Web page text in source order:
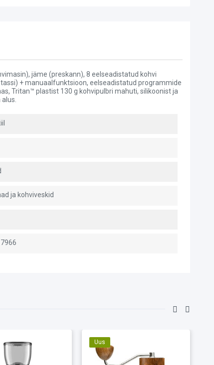
jäme (preskann), 8 eelseadistatud kohvi
+ manuaalfunktsioon, eelseadistatud programmide
Tritan™ plastist 130 g kohvipulbri mahuti, silikoonist ja
ja kohviveskid
Uus